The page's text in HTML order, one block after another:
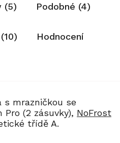
(5) Podobné (4)
Hodnocení
s mrazničkou se
(2 zásuvky), NoFrost
třídě A.